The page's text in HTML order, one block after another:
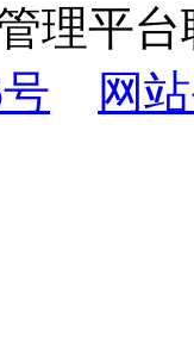
理平
网